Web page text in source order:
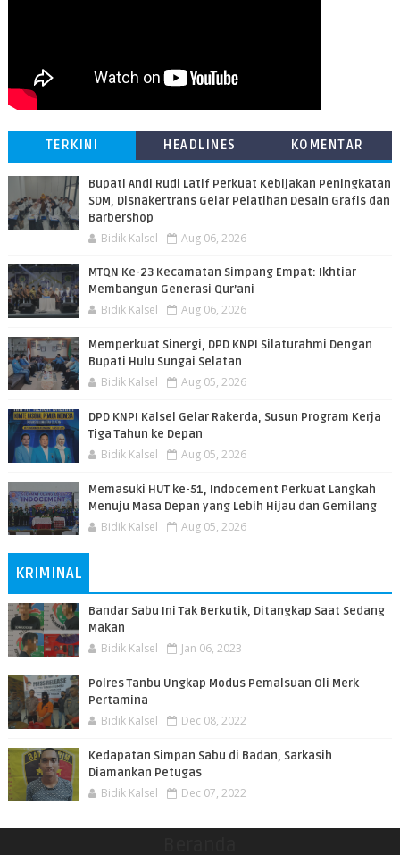
TERKINI HEADLINES KOMENTAR
Bupati Andi Rudi Latif Perkuat Kebijakan Peningkatan
SDM, Disnakertrans Gelar Pelatihan Desain Grafis dan
Barbershop
Bidik Kalsel Aug 06, 2026
MTQN Ke-23 Kecamatan Simpang Empat: Ikhtiar
Membangun Generasi Qur’ani
Bidik Kalsel Aug 06, 2026
Memperkuat Sinergi, DPD KNPI Silaturahmi Dengan
Bupati Hulu Sungai Selatan
Bidik Kalsel Aug 05, 2026
DPD KNPI Kalsel Gelar Rakerda, Susun Program Kerja
Tiga Tahun ke Depan
Bidik Kalsel Aug 05, 2026
Memasuki HUT ke-51, Indocement Perkuat Langkah
Menuju Masa Depan yang Lebih Hijau dan Gemilang
Bidik Kalsel Aug 05, 2026
KRIMINAL
Bandar Sabu Ini Tak Berkutik, Ditangkap Saat Sedang
Makan
Bidik Kalsel Jan 06, 2023
Polres Tanbu Ungkap Modus Pemalsuan Oli Merk
Pertamina
Bidik Kalsel Dec 08, 2022
Kedapatan Simpan Sabu di Badan, Sarkasih
Diamankan Petugas
Bidik Kalsel Dec 07, 2022